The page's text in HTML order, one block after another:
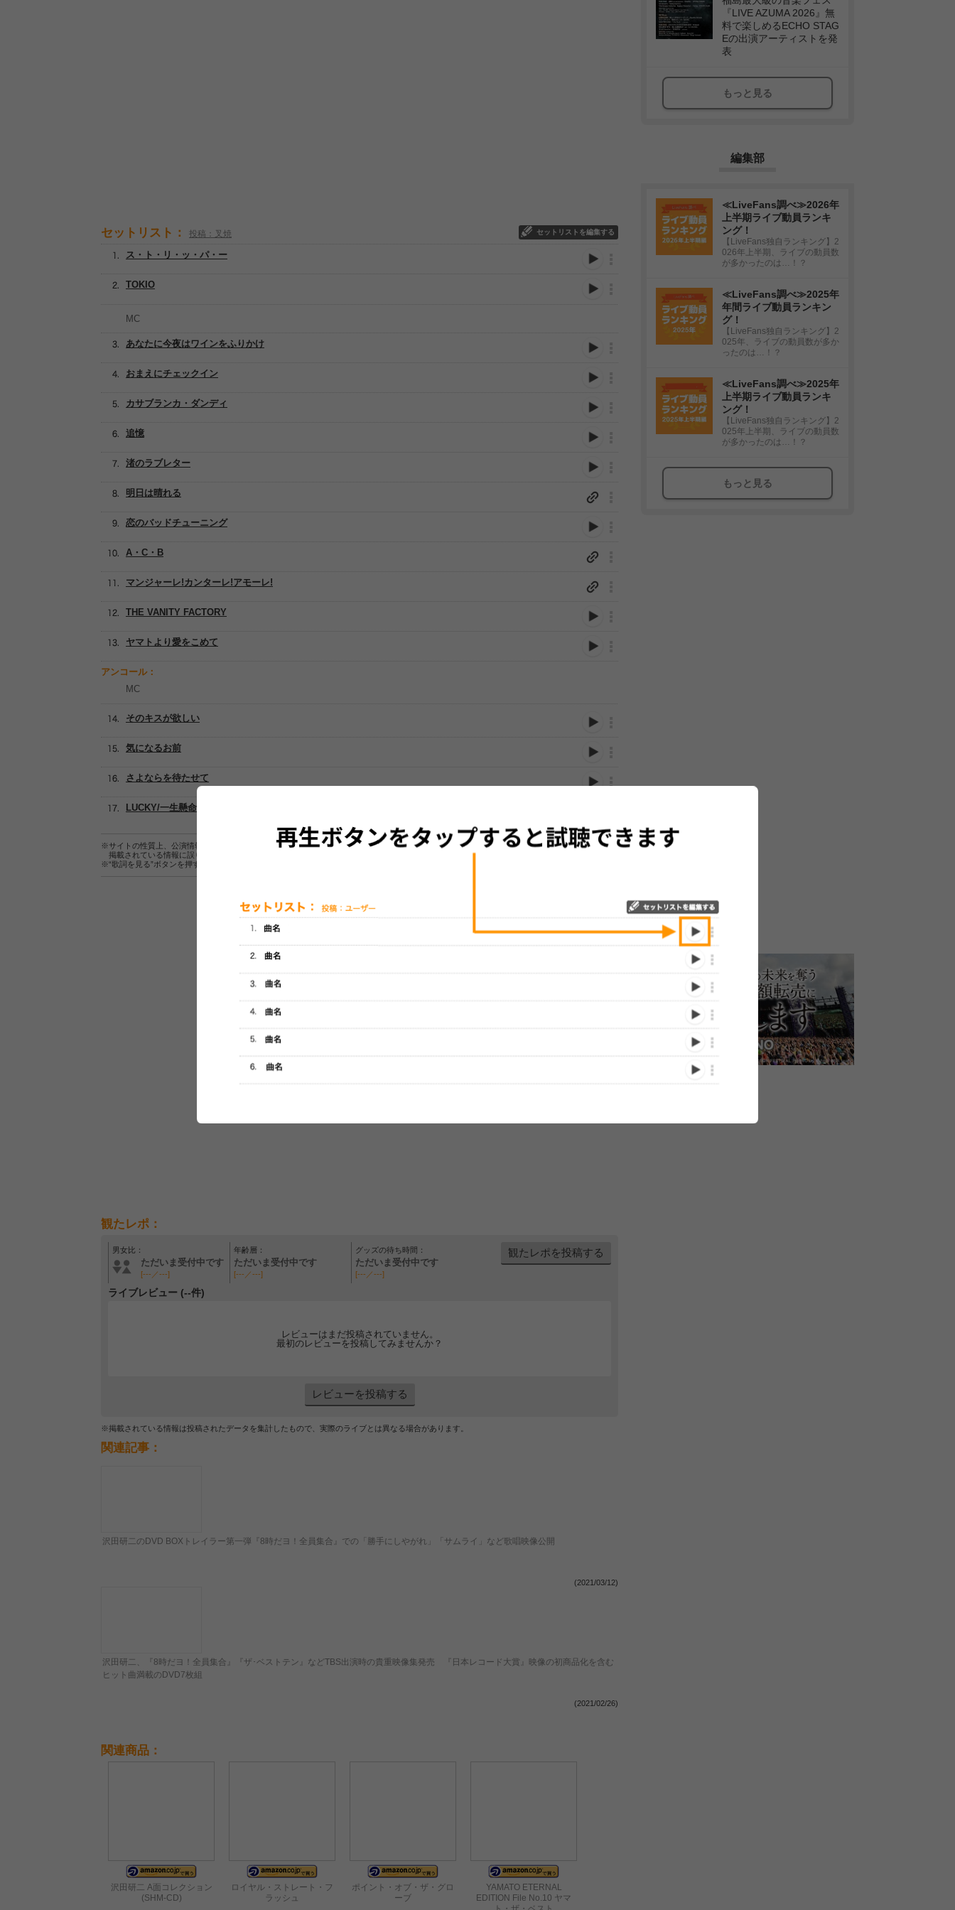
セットリスト： 投稿：叉焼 セットリストを編集する
恋のバッドチューニング
TOKIO
MC
カサブランカ・ダンディ
おまえにチェックイン
あなたに今夜はワインをふりかけ
明日は晴れる
渚のラブレター
追憶
ス・ト・リ・ッ・パ・ー
A・C・B
マンジャーレ!カンターレ!アモーレ!
THE VANITY FACTORY
ヤマトより愛をこめて
アンコール：
MC
そのキスが欲しい
気になるお前
さよならを待たせて
LUCKY/一生懸命
※サイトの性質上、公演情報およびセットリスト情報の正確性は保証されませんので、あらかじめご了承ください。
掲載されている情報に誤りがある場合は、
※“歌詞を見る”ボタンを押すと、株式会社ページワンが運営する歌詞サイト「
セットリストをプレイリストにして保存する
観たレポ：
男女比：
ただいま受付中です
[---／---]
年齢層：
ただいま受付中です
[---／---]
グッズの待ち時間：
ただいま受付中です
[---／---]
観たレポを投稿する
ライブレビュー (--件)
レビューはまだ投稿されていません。
最初のレビューを投稿してみませんか？
レビューを投稿する
※掲載されている情報は投稿されたデータを集計したもので、実際のライブとは異なる場合があります。
関連記事：
沢田研二のDVD BOXトレイラー第一弾『8時だヨ！全員集合』での「勝手にしやがれ」「サムライ」など歌唱映像公開
(2021/03/12)
沢田研二、『8時だヨ！全員集合』『ザ･ベストテン』などTBS出演時の貴重映像集発売 『日本レコード大賞』映像の初商品化を含む
ヒット曲満載のDVD7枚組
(2021/02/26)
関連商品：
沢田研二 A面コレクション
(SHM-CD)
ロイヤル・ストレート・フ
ラッシュ
ポイント・オブ・ザ・グロ
ーブ
YAMATO ETERNAL
EDITION File No.10 ヤマ
『LIVE AZUMA 2026』無
料で楽しめるECHO STAG
Eの出演アーティストを発
表
もっと見る
編集部
≪LiveFans調べ≫2026年
上半期ライブ動員ランキ
ング！
【LiveFans独自ランキング】2
026年上半期、ライブの動員数
が多かったのは…！？
≪LiveFans調べ≫2025年
年間ライブ動員ランキン
グ！
【LiveFans独自ランキング】2
025年、ライブの動員数が多か
ったのは…！？
≪LiveFans調べ≫2025年
上半期ライブ動員ランキ
ング！
【LiveFans独自ランキング】2
025年上半期、ライブの動員数
が多かったのは…！？
もっと見る